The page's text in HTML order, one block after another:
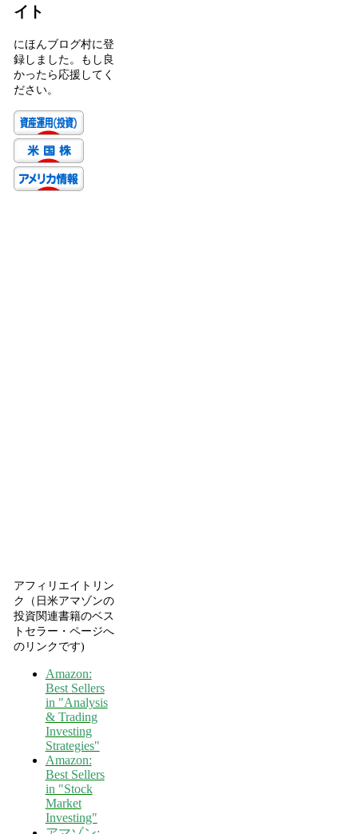
イト
にほんブログ村に登
録しました。もし良
かったら応援してく
ださい。
アフィリエイトリン
ク（日米アマゾンの
投資関連書籍のベス
トセラー・ページへ
のリンクです)
Amazon:
Best Sellers
in "Analysis
& Trading
Investing
Strategies"
Amazon:
Best Sellers
in "Stock
Market
Investing"